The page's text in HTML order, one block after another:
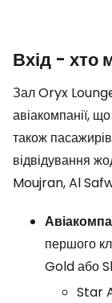
Вхід - хто
Зал Oryx
авіакомпанії,
також
відвідування
Moujran, Al
першого
Gold або
Star